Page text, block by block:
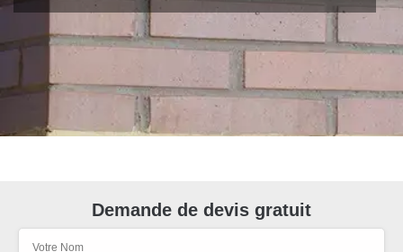
Demande de devis gratuit